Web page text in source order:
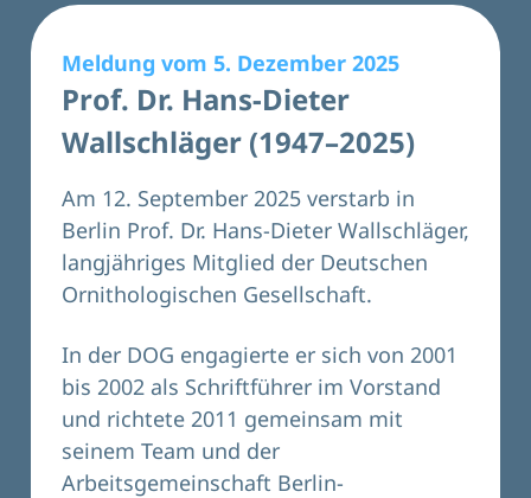
Meldung vom 5. Dezember 2025
Prof. Dr. Hans-Dieter
Wallschläger (1947–2025)
Am 12. September 2025 verstarb in
Berlin Prof. Dr. Hans-Dieter Wallschläger,
langjähriges Mitglied der Deutschen
Ornithologischen Gesellschaft.
In der DOG engagierte er sich von 2001
bis 2002 als Schriftführer im Vorstand
und richtete 2011 gemeinsam mit
seinem Team und der
Arbeitsgemeinschaft Berlin-